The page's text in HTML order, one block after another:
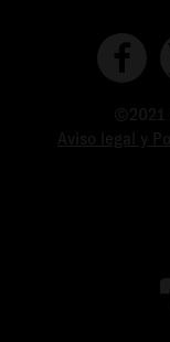
©2021
Aviso legal y